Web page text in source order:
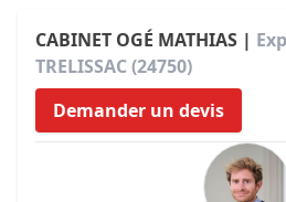
CABINET OGÉ MATHIAS |
TRELISSAC (24750)
Demander un devis